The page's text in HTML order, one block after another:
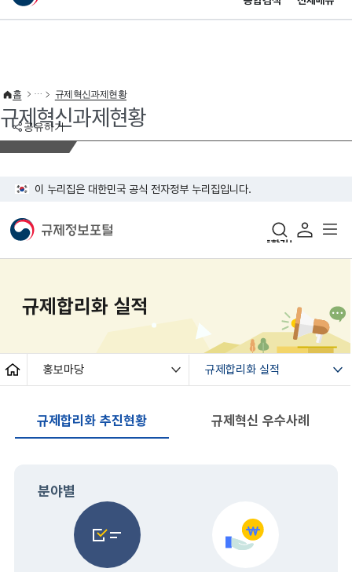
이 누리집은 대한민국 공식 전자정부 누리집입니다.
공유하기
홈 규제혁신과제현황
규제혁신과제현황